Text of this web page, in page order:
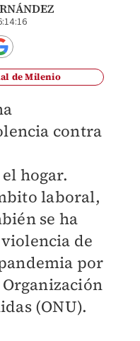
de Milenio
contra
hogar.
laboral,
se ha
de
por
(ONU).